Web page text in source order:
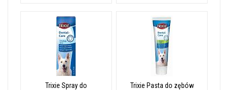
Trixie Spray do
Trixie Pasta do zębów